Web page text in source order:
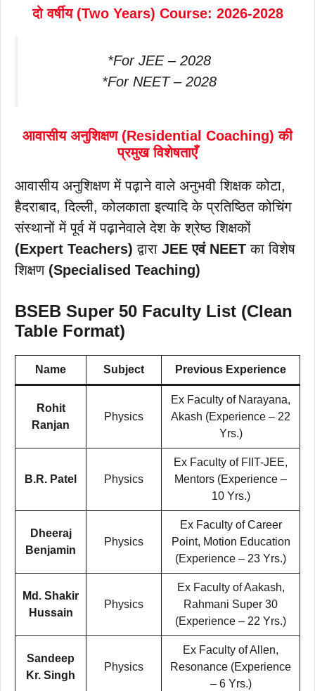
दो वर्षीय (Two Years) Course: 2026-2028
*For JEE – 2028
*For NEET – 2028
आवासीय अनुशिक्षण (Residential Coaching) की
प्रमुख विशेषताएँ
आवासीय अनुशिक्षण में पढ़ाने वाले अनुभवी शिक्षक कोटा,
हैदराबाद, दिल्ली, कोलकाता इत्यादि के प्रतिष्ठित कोचिंग
संस्थानों में पूर्व में पढ़ानेवाले देश के श्रेष्ठ शिक्षकों
(Expert Teachers)द्वारा JEE एवं NEET का विशेष
शिक्षण (Specialised Teaching)
BSEB Super 50 Faculty List (Clean
Table Format)
Name Subject Previous Experience
Rohit
Ranjan
Physics
Ex Faculty of Narayana,
Akash (Experience – 22
Yrs.)
B.R. Patel Physics
Ex Faculty of FIIT-JEE,
Mentors (Experience –
10 Yrs.)
Dheeraj
Benjamin
Physics
Ex Faculty of Career
Point, Motion Education
(Experience – 23 Yrs.)
Md. Shakir
Hussain
Physics
Ex Faculty of Aakash,
Rahmani Super 30
(Experience – 22 Yrs.)
Sandeep
Kr. Singh
Physics
Ex Faculty of Allen,
Resonance (Experience
– 6 Yrs.)